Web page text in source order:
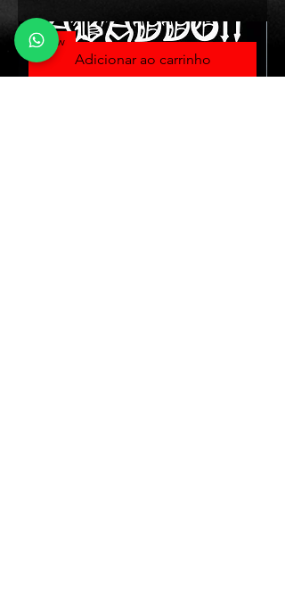
Adicionar ao carrinho
New